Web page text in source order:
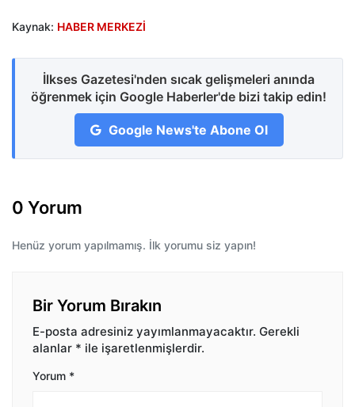
Kaynak: HABER MERKEZİ
İlkses Gazetesi'nden sıcak gelişmeleri anında
öğrenmek için Google Haberler'de bizi takip edin!
Google News'te Abone Ol
0 Yorum
Henüz yorum yapılmamış. İlk yorumu siz yapın!
Bir Yorum Bırakın
E-posta adresiniz yayımlanmayacaktır. Gerekli
alanlar * ile işaretlenmişlerdir.
Yorum *